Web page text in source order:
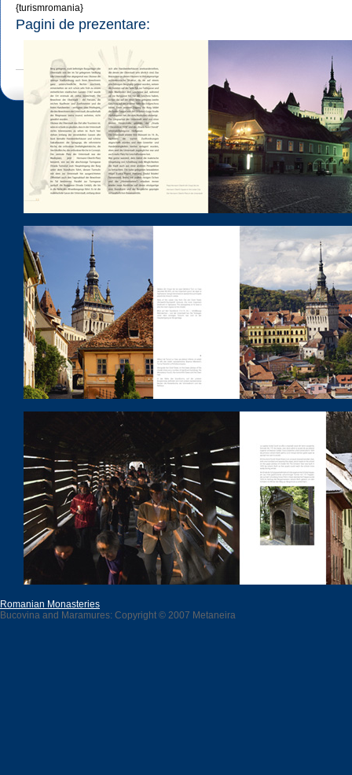
{turismromania}
Pagini de prezentare:
Romanian Monasteries
Bucovina and Maramures: Copyright © 2007 Metaneira